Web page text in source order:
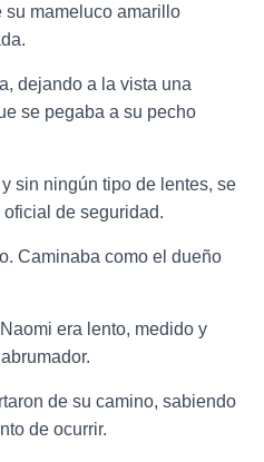
su mameluco amarillo
dejando a la vista una
se pegaba a su pecho
sin ningún tipo de lentes, se
de seguridad.
Caminaba como el dueño
era lento, medido y
de su camino, sabiendo
de ocurrir.